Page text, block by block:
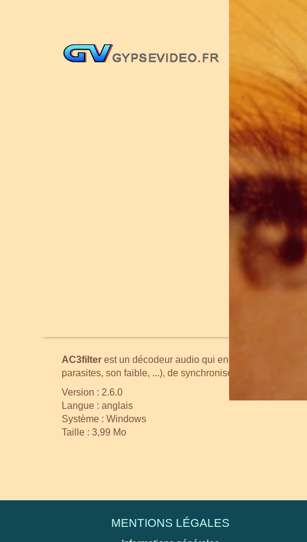
AC3filter est un décodeur audio qui encode n'importe
parasites, son faible, ...), de synchroniser l'audio avec la
Version : 2.6.0
Langue : anglais
Système : Windows
Taille : 3,99 Mo
MENTIONS LÉGALES